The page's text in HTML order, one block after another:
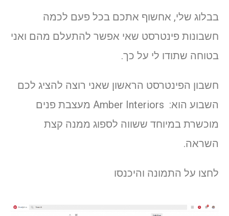
בבלוג שלי, אחשוף אתכם בכל פעם לכמה
חשבונות פינטרסט שאי אפשר להתעלם מהם ואני
בטוחה שתודו לי על כך.
חשבון הפינטרסט הראשון שאני רוצה להציג לכם
השבוע הוא: Amber Interiors מעצבת פנים
מוכשרת במיוחד ששווה לספוג ממנה קצת
השראה.
לחצו על התמונה והיכנסו